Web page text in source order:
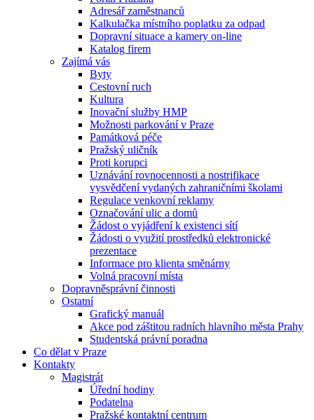
Adresář zaměstnanců
Kalkulačka místního poplatku za odpad
Dopravní situace a kamery on-line
Katalog firem
Zajímá vás
Byty
Cestovní ruch
Kultura
Inovační služby HMP
Možnosti parkování v Praze
Památková péče
Pražský uličník
Proti korupci
Uznávání rovnocennosti a nostrifikace
vysvědčení vydaných zahraničními školami
Regulace venkovní reklamy
Označování ulic a domů
Žádost o vyjádření k existenci sítí
Žádosti o využití prostředků elektronické
prezentace
Informace pro klienta směnárny
Volná pracovní místa
Dopravněsprávní činnosti
Ostatní
Grafický manuál
Akce pod záštitou radních hlavního města Prahy
Studentská právní poradna
Co dělat v Praze
Kontakty
Magistrát
Úřední hodiny
Podatelna
Pražské kontaktní centrum